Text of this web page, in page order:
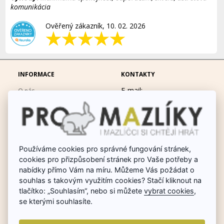
komunikácia
Ověřený zákazník, 10. 02. 2026
INFORMACE
O nás
Doprava a platba
Ochrana osobních údajů
Obchodní podmínky
Fotogalerie
Odstoupit od smlouvy
Poradna chovu králíků
Dárkové poukazy
Reklamace
KONTAKTY
E-mail:
eshop@promazliky.eu
Mobil: 728677864
po-pá 9:00-19:00
Messenger:
hrackynejenprousacky
Používáme cookies pro správné fungování stránek,
cookies pro přizpůsobení stránek pro Vaše potřeby a
nabídky přímo Vám na míru. Můžeme Vás požádat o
souhlas s takovým využitím cookies? Stačí kliknout na
tlačítko: „Souhlasím“, nebo si můžetevybrat cookies,
se kterými souhlasíte.